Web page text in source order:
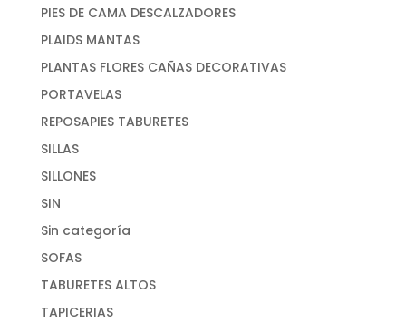
PIES DE CAMA DESCALZADORES
PLAIDS MANTAS
PLANTAS FLORES CAÑAS DECORATIVAS
PORTAVELAS
REPOSAPIES TABURETES
SILLAS
SILLONES
SIN
Sin categoría
SOFAS
TABURETES ALTOS
TAPICERIAS